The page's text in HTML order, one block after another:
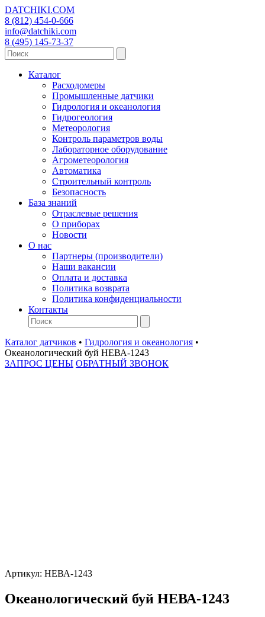
DATCHIKI.COM
8 (812) 454-0-666
info@datchiki.com
8 (495) 145-73-37
Каталог
Расходомеры
Промышленные датчики
Гидрология и океанология
Гидрогеология
Метеорология
Контроль параметров воды
Лабораторное оборудование
Агрометеорология
Автоматика
Строительный контроль
Безопасность
База знаний
Отраслевые решения
О приборах
Новости
О нас
Партнеры (производители)
Наши вакансии
Оплата и доставка
Политика возврата
Политика конфиденциальности
Контакты
Каталог датчиков • Гидрология и океанология •
Океанологический буй НЕВА-1243
ЗАПРОС ЦЕНЫ ОБРАТНЫЙ ЗВОНОК
Артикул: НЕВА-1243
Океанологический буй НЕВА-1243